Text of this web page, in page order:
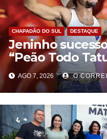
CHAPADÃO DO SUL DESTAQUE
Jeninho
“Peão Todo
atração desta
Semana
do Sul
AGO 7, 2026 O